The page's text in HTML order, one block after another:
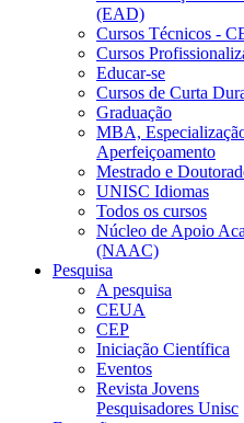
(EAD)
Cursos Técnicos -
Cursos
Educar-se
Cursos de Curta
Graduação
MBA,
Aperfeiçoamento
Mestrado e
UNISC Idiomas
Todos os cursos
Núcleo de Apoio
(NAAC)
Pesquisa
A pesquisa
CEUA
CEP
Iniciação Científica
Eventos
Revista Jovens
Pesquisadores Unisc